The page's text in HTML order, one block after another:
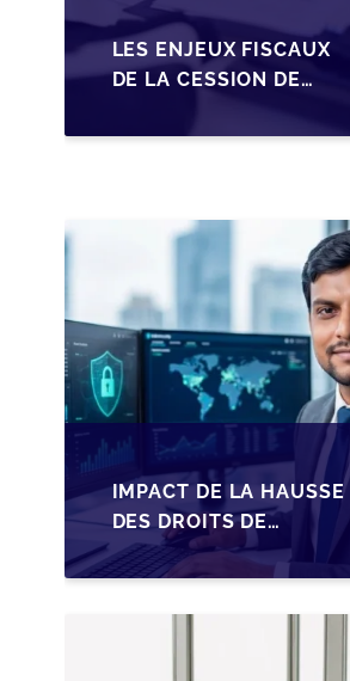
LES ENJEUX FISCAUX
DE LA CESSION DE
LES DIRIGEANTS DE
IMPACT DE LA HAUSSE
DES DROITS DE
SUCCESSION EN
WALLONIE SUR LA
TRANSMISSION